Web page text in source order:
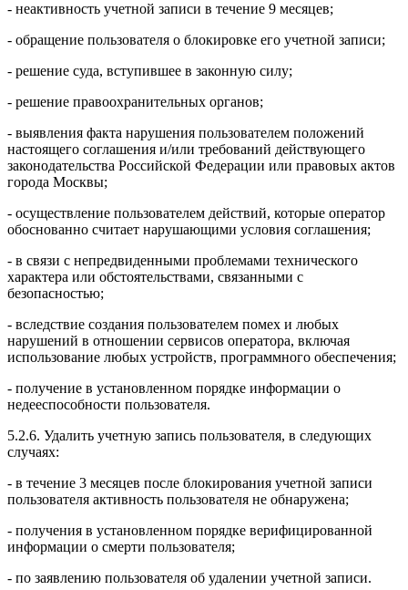
- неактивность учетной записи в течение 9 месяцев;
- обращение пользователя о блокировке его учетной записи;
- решение суда, вступившее в законную силу;
- решение правоохранительных органов;
- выявления факта нарушения пользователем положений
настоящего соглашения и/или требований действующего
законодательства Российской Федерации или правовых актов
города Москвы;
- осуществление пользователем действий, которые оператор
обоснованно считает нарушающими условия соглашения;
- в связи с непредвиденными проблемами технического
характера или обстоятельствами, связанными с
безопасностью;
- вследствие создания пользователем помех и любых
нарушений в отношении сервисов оператора, включая
использование любых устройств, программного обеспечения;
- получение в установленном порядке информации о
недееспособности пользователя.
5.2.6. Удалить учетную запись пользователя, в следующих
случаях:
- в течение 3 месяцев после блокирования учетной записи
пользователя активность пользователя не обнаружена;
- получения в установленном порядке верифицированной
информации о смерти пользователя;
- по заявлению пользователя об удалении учетной записи.